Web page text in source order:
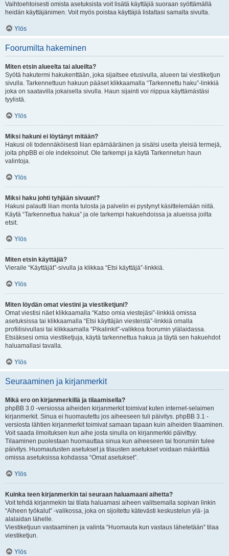
Vaihtoehtoisesti omista asetuksista voit lisätä käyttäjiä suoraan syöttämällä
heidän käyttäjänimen. Voit myös poistaa käyttäjiä listaltasi samalta sivulta.
Ylös
Foorumilta hakeminen
Miten etsin alueelta tai alueilta?
Syötä hakutermi hakukenttään, joka sijaitsee etusivulla, alueen tai viestiketjun
sivulla. Tarkennettuun hakuun pääset klikkaamalla “Tarkennettu haku”-linkkiä
joka on saatavilla jokaisella sivulla. Haun sijainti voi riippua käyttämästäsi
tyylistä.
Ylös
Miksi hakuni ei löytänyt mitään?
Hakusi oli todennäköisesti liian epämääräinen ja sisälsi useita yleisiä termejä,
joita phpBB ei ole indeksoinut. Ole tarkempi ja käytä Tarkennetun haun
valintoja.
Ylös
Miksi haku johti tyhjään sivuun!?
Hakusi palautti liian monta tulosta ja palvelin ei pystynyt käsittelemään niitä.
Käytä “Tarkennettua hakua” ja ole tarkempi hakuehdoissa ja alueissa joilta
etsit.
Ylös
Miten etsin käyttäjiä?
Vieraile “Käyttäjät”-sivulla ja klikkaa “Etsi käyttäjä”-linkkiä.
Ylös
Miten löydän omat viestini ja viestiketjuni?
Omat viestisi näet klikkaamalla “Katso omia viestejäsi”-linkkiä omissa
asetuksissa tai klikkaamalla “Etsi käyttäjän viesteistä”-linkkiä omalla
profiilisivullasi tai klikkaamalla “Pikalinkit”-valikkoa foorumin ylälaidassa.
Etsiäksesi omia viestiketjuja, käytä tarkennettua hakua ja täytä sen hakuehdot
haluamallasi tavalla.
Ylös
Seuraaminen ja kirjanmerkit
Mikä ero on kirjanmerkillä ja tilaamisella?
phpBB 3.0 -versiossa aiheiden kirjanmerkit toimivat kuten internet-selaimen
kirjanmerkit. Sinua ei huomautettu jos aiheeseen tuli päivitys. phpBB 3.1 -
versiosta lähtien kirjanmerkit toimivat samaan tapaan kuin aiheiden tilaaminen.
Voit saada ilmoituksen kun aihe josta sinulla on kirjanmerkki päivittyy.
Tilaaminen puolestaan huomauttaa sinua kun aiheeseen tai foorumiin tulee
päivitys. Huomautusten asetukset ja tilausten asetukset voidaan määrittää
omissa asetuksissa kohdassa “Omat asetukset”.
Ylös
Kuinka teen kirjanmerkin tai seuraan haluamaani aihetta?
Voit tehdä kirjanmekin tai tilata haluamasi aiheen valitsemalla sopivan linkin
“Aiheen työkalut” -valikossa, joka on sijoitettu kätevästi keskustelun ylä- ja
alalaidan lähelle.
Viestiketjuun vastaaminen ja valinta “Huomauta kun vastaus lähetetään” tilaa
viestiketjun.
Ylös